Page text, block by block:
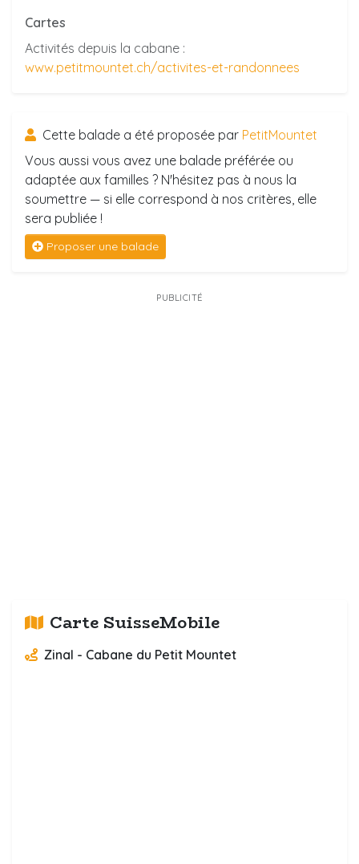
Cartes
Activités depuis la cabane :
www.petitmountet.ch/activites-et-randonnees
Cette balade a été proposée par PetitMountet
Vous aussi vous avez une balade préférée ou
adaptée aux familles ? N'hésitez pas à nous la
soumettre — si elle correspond à nos critères, elle
sera publiée !
Proposer une balade
PUBLICITÉ
Carte SuisseMobile
Zinal - Cabane du Petit Mountet